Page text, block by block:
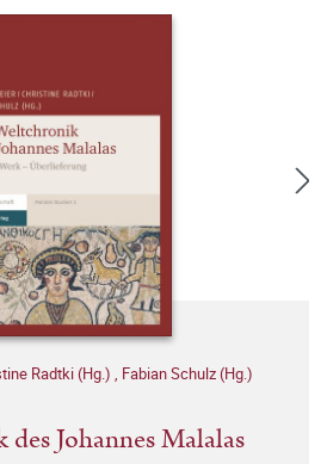
Radtki (Hg.) , Fabian Schulz (Hg.)
Johannes Malalas